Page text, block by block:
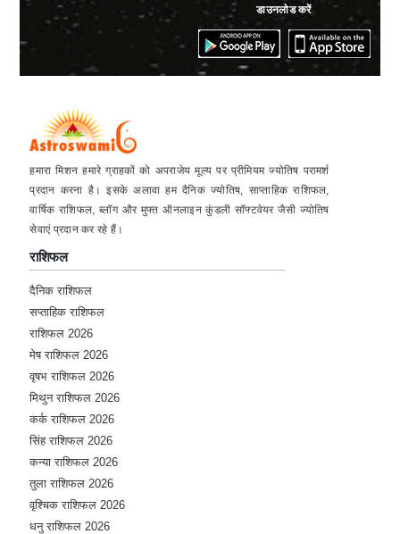
डाउनलोड करें
हमारा मिशन हमारे ग्राहकों को अपराजेय मूल्य पर प्रीमियम ज्योतिष परामर्श
प्रदान करना है। इसके अलावा हम दैनिक ज्योतिष, साप्ताहिक राशिफल,
वार्षिक राशिफल, ब्लॉग और मुफ्त ऑनलाइन कुंडली सॉफ्टवेयर जैसी ज्योतिष
सेवाएं प्रदान कर रहे हैं।
राशिफल
दैनिक राशिफल
सप्ताहिक राशिफल
राशिफल 2026
मेष राशिफल 2026
वृषभ राशिफल 2026
मिथुन राशिफल 2026
कर्क राशिफल 2026
सिंह राशिफल 2026
कन्या राशिफल 2026
तुला राशिफल 2026
वृश्चिक राशिफल 2026
धनु राशिफल 2026